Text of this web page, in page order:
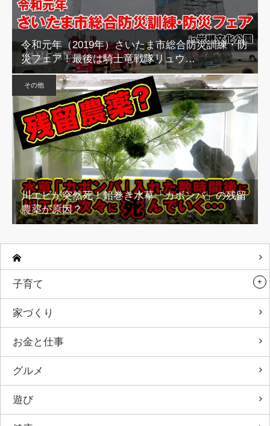
令和元年（2019年）さいたま市総合防災訓練・防
災フェア！最後は騎士竜戦隊リュウ…
その他
川エビが突然死！鉛巻き水草「カボンバ」の残留
農薬が原因？
子育て
家づくり
お金と仕事
グルメ
遊び